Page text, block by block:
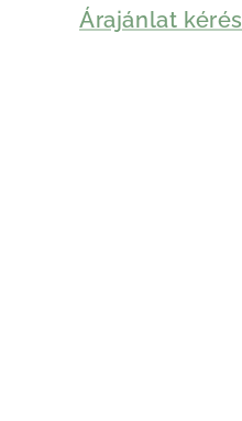
Árajánlat kérés